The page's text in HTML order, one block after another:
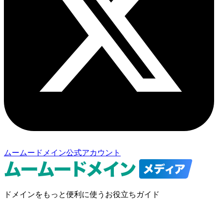
ムームードメイン公式アカウント
ドメインをもっと便利に使うお役立ちガイド